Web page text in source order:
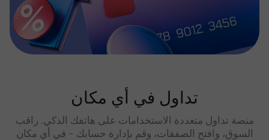
تداول في أي مكان
منصة تداول متعددة الاستخدامات على هاتفك الذكي. راقب
السوق، وافتح الصفقات، وقم بإدارة حسابك - في أي مكان